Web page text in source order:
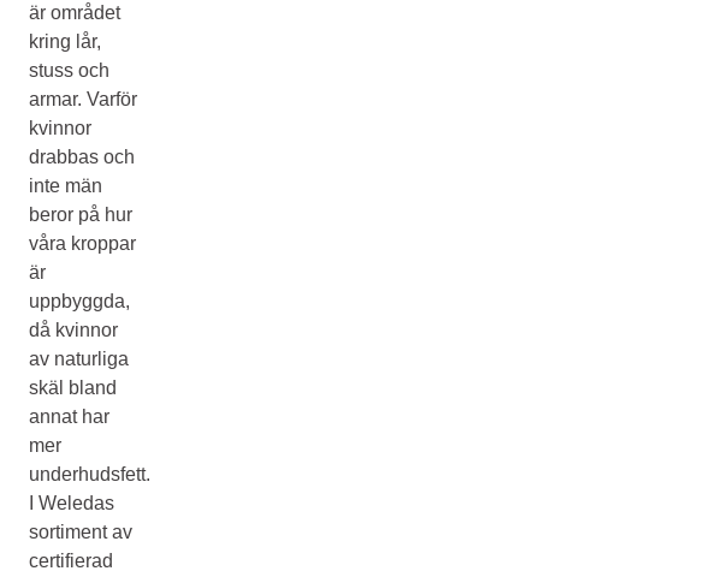
är området
kring lår,
stuss och
armar. Varför
kvinnor
drabbas och
inte män
beror på hur
våra kroppar
är
uppbyggda,
då kvinnor
av naturliga
skäl bland
annat har
mer
underhudsfett.
I Weledas
sortiment av
certifierad